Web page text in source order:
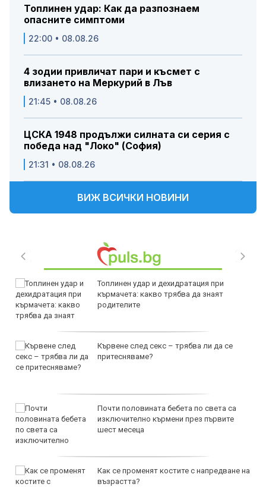
Топлинен удар: Как да разпознаем
опасните симптоми
22:00 • 08.08.26
4 зодии привличат пари и късмет с
влизането на Меркурий в Лъв
21:45 • 08.08.26
ЦСКА 1948 продължи силната си серия с
победа над "Локо" (София)
21:31 • 08.08.26
ВИЖ ВСИЧКИ НОВИНИ
Топлинен удар и дехидратация при
кърмачета: какво трябва да знаят
родителите
Кървене след секс – трябва ли да се
притесняваме?
Почти половината бебета по света са
изключително кърмени през първите
шест месеца
Как се променят костите с напредване на
възрастта?